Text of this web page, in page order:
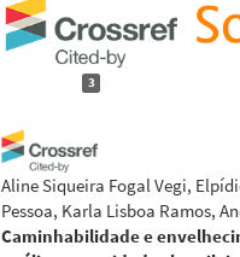
3
Aline Siqueira Fogal Vegi,
Pessoa, Karla Lisboa Ramos,
Caminhabilidade e